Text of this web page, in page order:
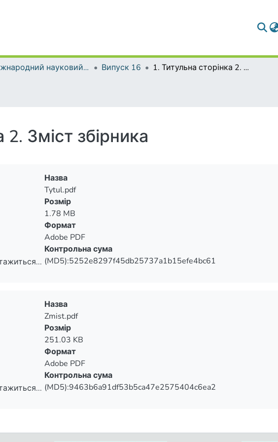
Міжнародний науковий форум: соціологія, психологія, педагогіка, менеджмент Випуск 16 1. Титульна сторінка 2. Зміст збірника
2. Зміст збірника
Назва
Tytul.pdf
Розмір
1.78 MB
Формат
Adobe PDF
Контрольна сума
(MD5):5252e8297f45db25737a1b15efe4bc61
Назва
Zmist.pdf
Розмір
251.03 KB
Формат
Adobe PDF
Контрольна сума
(MD5):9463b6a91df53b5ca47e2575404c6ea2